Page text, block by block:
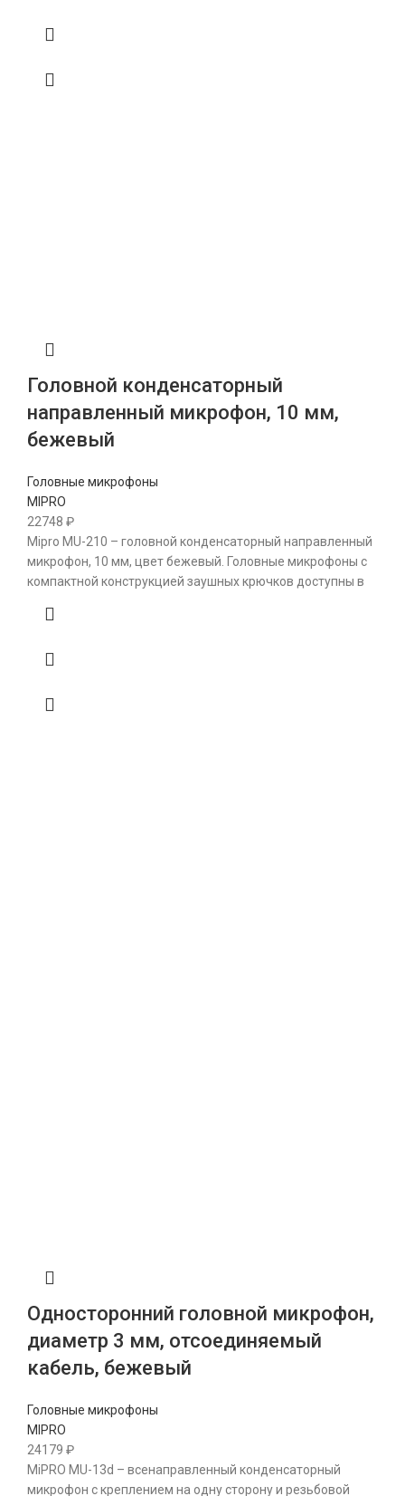
Головной конденсаторный
направленный микрофон, 10 мм,
бежевый
Головные микрофоны
MIPRO
22748 ₽
Mipro MU-210 – головной конденсаторный направленный
микрофон, 10 мм, цвет бежевый. Головные микрофоны с
компактной конструкцией заушных крючков доступны в
Односторонний головной микрофон,
диаметр 3 мм, отсоединяемый
кабель, бежевый
Головные микрофоны
MIPRO
24179 ₽
MiPRO MU-13d – всенаправленный конденсаторный
микрофон с креплением на одну сторону и резьбовой